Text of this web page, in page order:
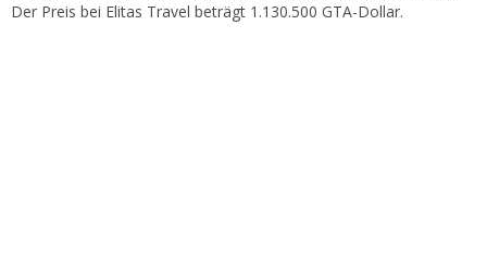
Der Preis bei Elitas Travel beträgt 1.130.500 GTA-Dollar.